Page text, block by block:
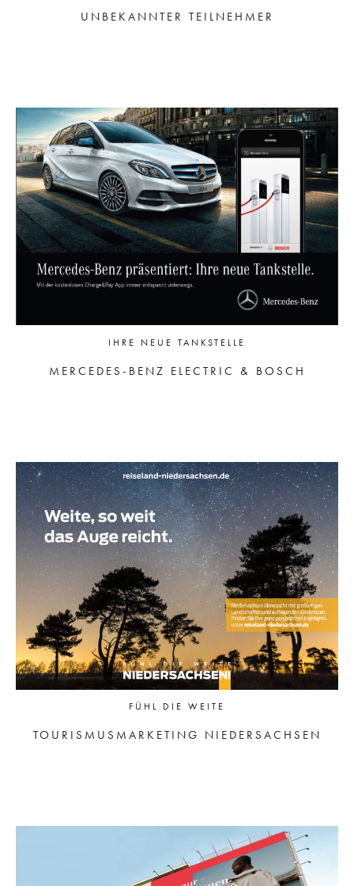
UNBEKANNTER TEILNEHMER
IHRE NEUE TANKSTELLE
MERCEDES-BENZ ELECTRIC & BOSCH
FÜHL DIE WEITE
TOURISMUSMARKETING NIEDERSACHSEN